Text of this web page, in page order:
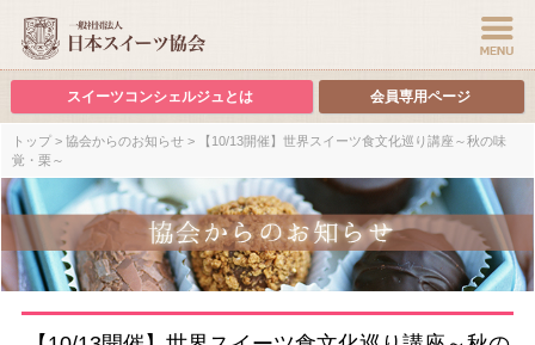
スイーツコンシェルジュとは 会員専用ページ
トップ> 協会からのお知らせ> 【10/13開催】世界スイーツ食文化巡り講座～秋の味
覚・栗～